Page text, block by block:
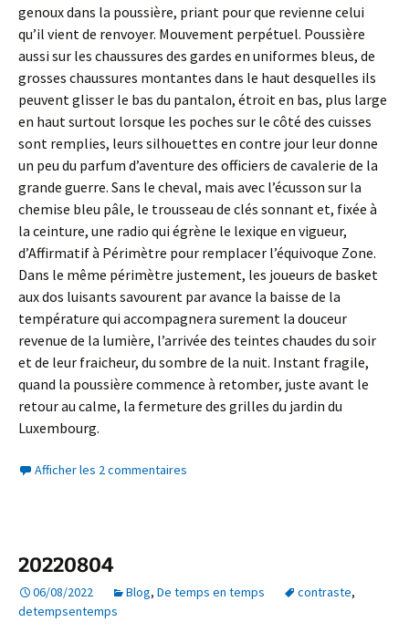
genoux dans la poussière, priant pour que revienne celui
qu’il vient de renvoyer. Mouvement perpétuel. Poussière
aussi sur les chaussures des gardes en uniformes bleus, de
grosses chaussures montantes dans le haut desquelles ils
peuvent glisser le bas du pantalon, étroit en bas, plus large
en haut surtout lorsque les poches sur le côté des cuisses
sont remplies, leurs silhouettes en contre jour leur donne
un peu du parfum d’aventure des officiers de cavalerie de la
grande guerre. Sans le cheval, mais avec l’écusson sur la
chemise bleu pâle, le trousseau de clés sonnant et, fixée à
la ceinture, une radio qui égrène le lexique en vigueur,
d’Affirmatif à Périmètre pour remplacer l’équivoque Zone.
Dans le même périmètre justement, les joueurs de basket
aux dos luisants savourent par avance la baisse de la
température qui accompagnera surement la douceur
revenue de la lumière, l’arrivée des teintes chaudes du soir
et de leur fraicheur, du sombre de la nuit. Instant fragile,
quand la poussière commence à retomber, juste avant le
retour au calme, la fermeture des grilles du jardin du
Luxembourg.
Afficher les 2 commentaires
20220804
06/08/2022 Blog, De temps en temps contraste,
detempsentemps